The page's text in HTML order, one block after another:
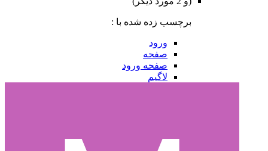
برچسب زده شده با :
ورود
صفحه
صفحه ورود
لاگیم